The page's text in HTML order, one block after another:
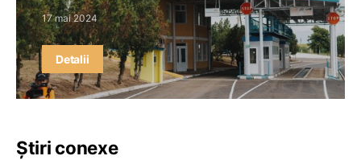
17 mai 2024
Detalii
Știri conexe